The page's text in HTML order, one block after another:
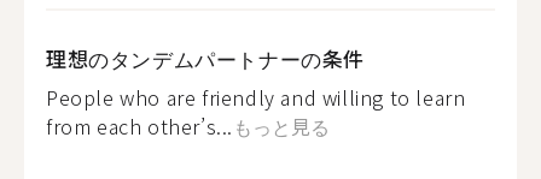
理想のタンデムパートナーの条件
People who are friendly and willing to learn
from each other’s... もっと見る